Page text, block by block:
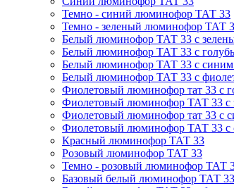
Темно - синий люминофор ТАТ 33
Темно - зеленый люминофор ТАТ
Белый люминофор ТАТ 33 с
Белый люминофор ТАТ 33 с
Белый люминофор ТАТ 33 с синим
Белый люминофор ТАТ 33 с
Фиолетовый люминофор тат 33 с
Фиолетовый люминофор ТАТ 33 с
Фиолетовый люминофор тат 33 с
Фиолетовый люминофор ТАТ 33 с
Красный люминофор ТАТ 33
Розовый люминофор ТАТ 33
Темно - розовый люминофор ТАТ
Базовый белый люминофор ТАТ 33